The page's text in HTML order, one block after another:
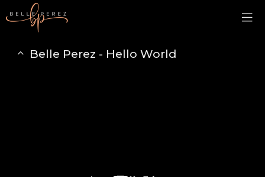
Belle Perez - Hello World